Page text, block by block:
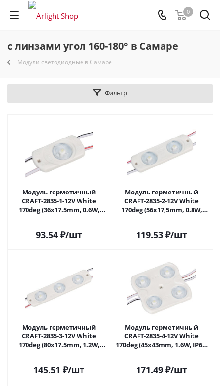
0
с линзами угол 160-180° в Самаре
Модули светодиодные в Самаре
Фильтр
Модуль герметичный
CRAFT-2835-1-12V White
170deg (36x17.5mm, 0.6W,
93.54 ₽/шт
Модуль герметичный
CRAFT-2835-2-12V White
170deg (56х17,5mm, 0.8W,
119.53 ₽/шт
Модуль герметичный
CRAFT-2835-3-12V White
170deg (80x17.5mm, 1.2W,
145.51 ₽/шт
Модуль герметичный
CRAFT-2835-4-12V White
170deg (45x43mm, 1.6W, IP65)
171.49 ₽/шт